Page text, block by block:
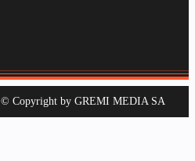
© Copyright by GREMI MEDIA SA